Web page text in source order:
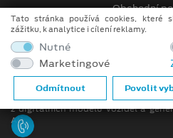
Obchodní
Ochrana
Prohlášení o zpracování
Při tvorbě videí a obrázků na
tradičních fotografií či videí,
z digitálních modelů vozidel a
AI).
Tato stránka používá cookies, které
zážitku, k analytice i cílení reklamy.
Nutné
Marketingové
Odmítnout Povolit